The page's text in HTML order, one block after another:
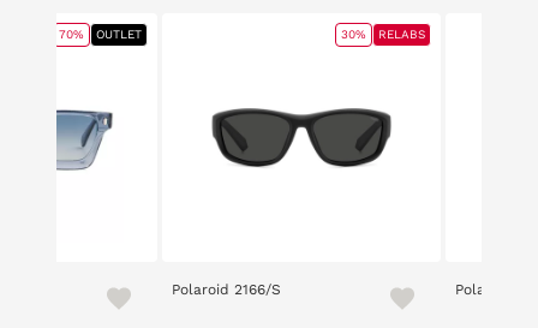
70% OUTLET
Polaroid 2166/S
30% RELABS
Polaroid